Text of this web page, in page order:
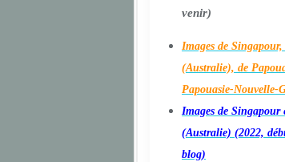
venir)
Images de
(Australie), de
Papouasie-Nouvelle-
Images de Singapour
(Australie) (2022,
blog)